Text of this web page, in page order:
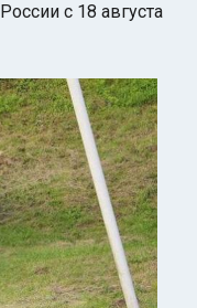
океан
с 18 августа